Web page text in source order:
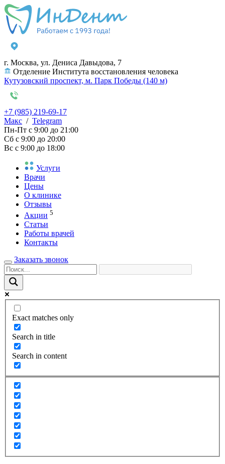
г. Москва, ул. Дениса Давыдова, 7
Отделение Института восстановления человека
Кутузовский проспект, м. Парк Победы (140 м)
+7 (985) 219-69-17
Макс / Telegram
Пн-Пт с 9:00 до 21:00
Сб с 9:00 до 20:00
Вс с 9:00 до 18:00
Услуги
Врачи
Цены
О клинике
Отзывы
Акции 5
Статьи
Работы врачей
Контакты
Заказать звонок
Exact matches only
Search in title
Search in content